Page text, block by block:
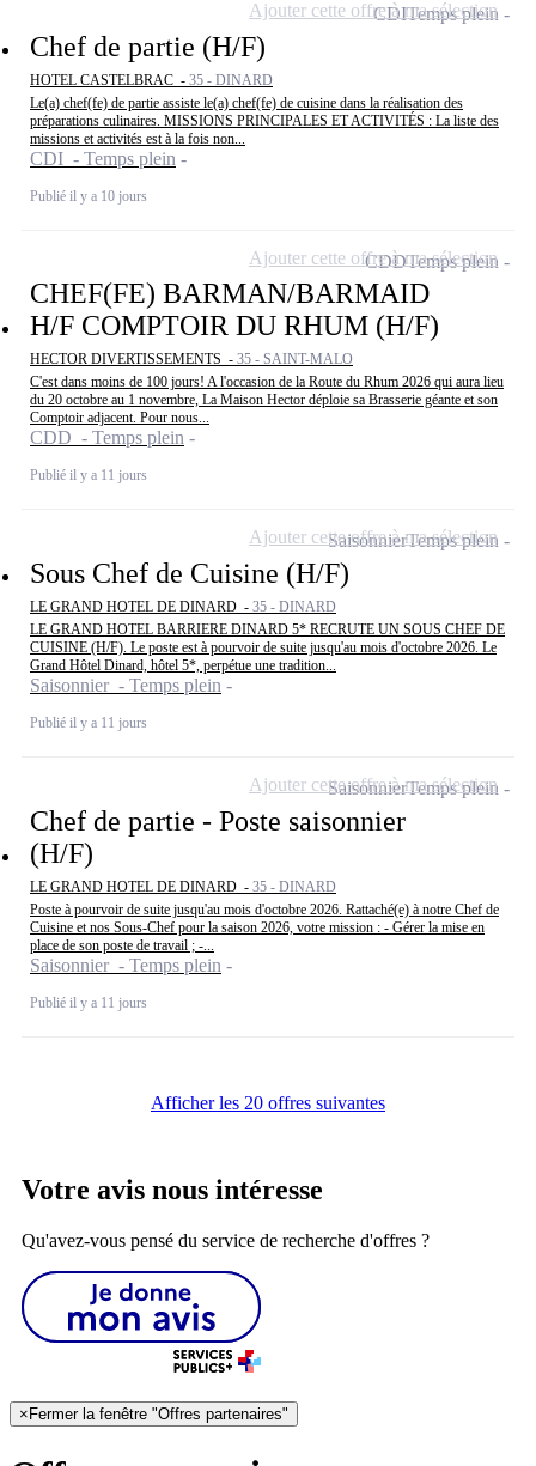
Chef de partie (H/F)
HOTEL CASTELBRAC - 35 - DINARD
Le(a) chef(fe) de partie assiste le(a) chef(fe) de cuisine dans la réalisation des
préparations culinaires. MISSIONS PRINCIPALES ET ACTIVITÉS : La liste des
missions et activités est à la fois non...
CDI - Temps plein
Publié il y a 10 jours
CDITemps plein
Ajouter cette offre à ma sélection
CHEF(FE) BARMAN/BARMAID
H/F COMPTOIR DU RHUM (H/F)
HECTOR DIVERTISSEMENTS - 35 - SAINT-MALO
C'est dans moins de 100 jours! A l'occasion de la Route du Rhum 2026 qui aura lieu
du 20 octobre au 1 novembre, La Maison Hector déploie sa Brasserie géante et son
Comptoir adjacent. Pour nous...
CDD - Temps plein
Publié il y a 11 jours
CDDTemps plein
Ajouter cette offre à ma sélection
Sous Chef de Cuisine (H/F)
LE GRAND HOTEL DE DINARD - 35 - DINARD
LE GRAND HOTEL BARRIERE DINARD 5* RECRUTE UN SOUS CHEF DE
CUISINE (H/F). Le poste est à pourvoir de suite jusqu'au mois d'octobre 2026. Le
Grand Hôtel Dinard, hôtel 5*, perpétue une tradition...
Saisonnier - Temps plein
Publié il y a 11 jours
SaisonnierTemps plein
Ajouter cette offre à ma sélection
Chef de partie - Poste saisonnier
(H/F)
LE GRAND HOTEL DE DINARD - 35 - DINARD
Poste à pourvoir de suite jusqu'au mois d'octobre 2026. Rattaché(e) à notre Chef de
Cuisine et nos Sous-Chef pour la saison 2026, votre mission : - Gérer la mise en
place de son poste de travail ; -...
Saisonnier - Temps plein
Publié il y a 11 jours
SaisonnierTemps plein
Ajouter cette offre à ma sélection
Afficher les 20 offres suivantes
Votre avis nous intéresse
Qu'avez-vous pensé du service de recherche d'offres ?
× Fermer la fenêtre "Offres partenaires"